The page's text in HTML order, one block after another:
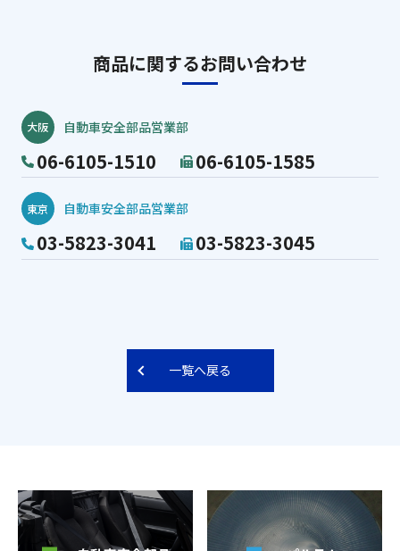
商品に関するお問い合わせ
大阪 自動車安全部品営業部
06-6105-1510 06-6105-1585
東京 自動車安全部品営業部
03-5823-3041 03-5823-3045
一覧へ戻る